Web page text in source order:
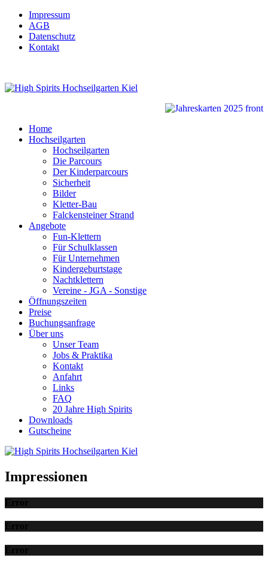
Impressum
AGB
Datenschutz
Kontakt
Home
Hochseilgarten
Hochseilgarten
Die Parcours
Der Kinderparcours
Sicherheit
Bilder
Kletter-Bau
Falckensteiner Strand
Angebote
Fun-Klettern
Für Schulklassen
Für Unternehmen
Kindergeburtstage
Nachtklettern
Vereine - JGA - Sonstige
Öffnungszeiten
Preise
Buchungsanfrage
Über uns
Unser Team
Jobs & Praktika
Kontakt
Anfahrt
Links
FAQ
20 Jahre High Spirits
Downloads
Gutscheine
Impressionen
Error
Error
Error